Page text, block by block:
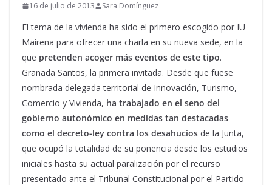
16 de julio de 2013 Sara Domínguez
El tema de la vivienda ha sido el primero escogido por IU
Mairena para ofrecer una charla en su nueva sede, en la
que pretenden acoger más eventos de este tipo.
Granada Santos, la primera invitada. Desde que fuese
nombrada delegada territorial de Innovación, Turismo,
Comercio y Vivienda, ha trabajado en el seno del
gobierno autonómico en medidas tan destacadas
como el decreto-ley contra los desahucios de la Junta,
que ocupó la totalidad de su ponencia desde los estudios
iniciales hasta su actual paralización por el recurso
presentado ante el Tribunal Constitucional por el Partido